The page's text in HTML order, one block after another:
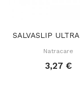
Natracare
3,27 €